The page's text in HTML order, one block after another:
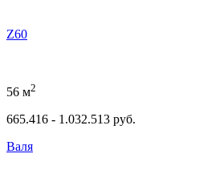
Z60
56 м2
665.416 - 1.032.513 руб.
Валя